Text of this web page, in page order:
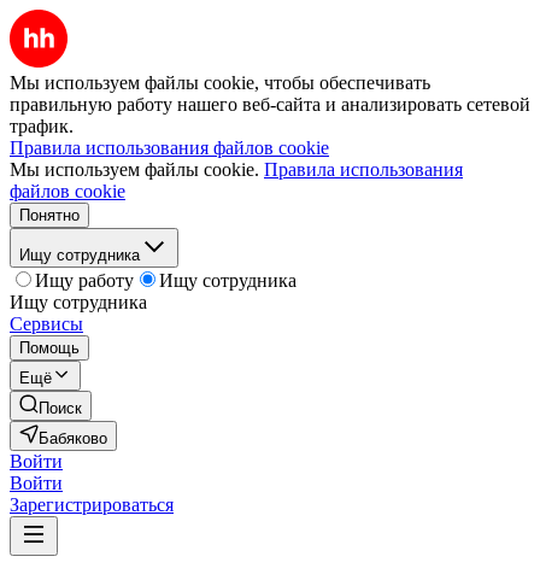
Мы используем файлы cookie, чтобы обеспечивать
правильную работу нашего веб-сайта и анализировать сетевой
трафик.
Правила использования файлов cookie
Мы используем файлы cookie. Правила использования
файлов cookie
Понятно
Ищу сотрудника
Ищу работу
Ищу сотрудника
Ищу сотрудника
Сервисы
Помощь
Ещё
Поиск
Бабяково
Войти
Войти
Зарегистрироваться